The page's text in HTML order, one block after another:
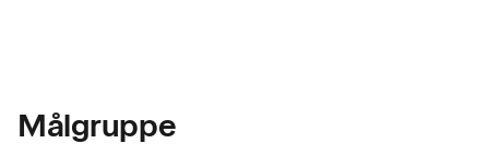
Målgruppe